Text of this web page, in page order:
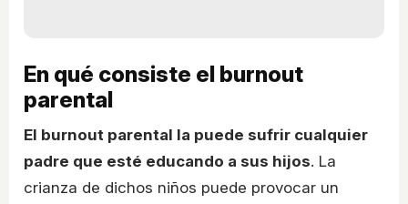
En qué consiste el burnout
parental
El burnout parental la puede sufrir cualquier
padre que esté educando a sus hijos. La
crianza de dichos niños puede provocar un